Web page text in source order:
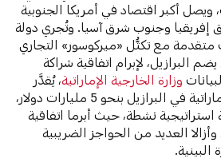
ويصل أكبر اقتصاد في أمريكا الجنوبية
إفريقيا وجنوب شرق آسيا. وتُجري دولة
متقدمة مع تكتُّل «ميركوسور» التجاري
البرازيل، لإبرام اتفاقية شراكة
وزارة الخارجية الإماراتية، يُقدَّر
إجمالي الاستثمارات الإماراتية في البرازيل بنحو 5 مليارات دولار،
نشطة، حيث أبرما اتفاقية
العديد من الحواجز الضريبية
البينية.